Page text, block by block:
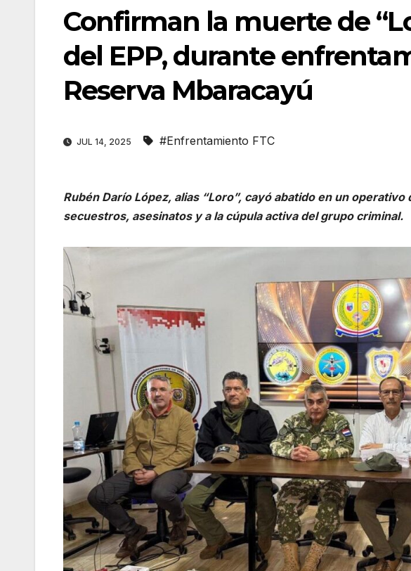
Confirman la muerte de
del EPP, durante
Reserva Mbaracayú
JUL 14, 2025 #Enfrentamiento FTC
Rubén Darío López, alias “Loro”, cayó abatido en un operativo
secuestros, asesinatos y a la cúpula activa del grupo criminal.